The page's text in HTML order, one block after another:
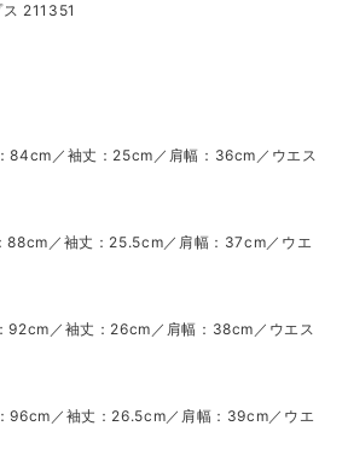
211351
／袖丈：25cm／肩幅：36cm／ウエス
／袖丈：25.5cm／肩幅：37cm／ウエ
／袖丈：26cm／肩幅：38cm／ウエス
96cm／袖丈：26.5cm／肩幅：39cm／ウエ